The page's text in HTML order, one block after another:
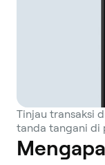
Tinjau transaksi
tanda tangani di